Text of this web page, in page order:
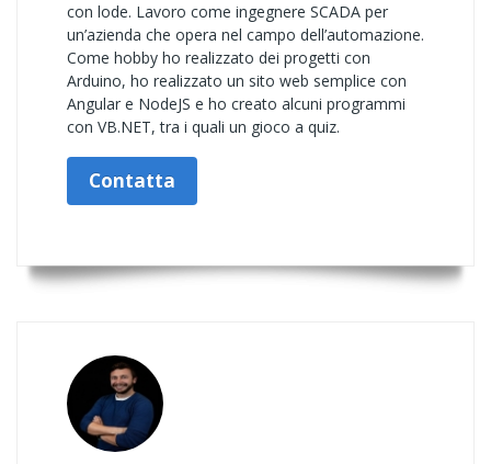
con lode. Lavoro come ingegnere SCADA per
un’azienda che opera nel campo dell’automazione.
Come hobby ho realizzato dei progetti con
Arduino, ho realizzato un sito web semplice con
Angular e NodeJS e ho creato alcuni programmi
con VB.NET, tra i quali un gioco a quiz.
Contatta